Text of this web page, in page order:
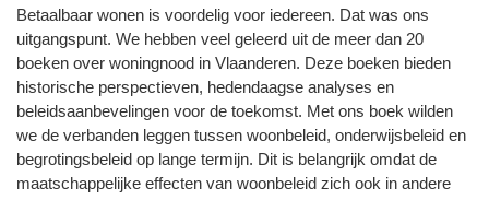
Betaalbaar wonen is voordelig voor iedereen. Dat was ons
uitgangspunt. We hebben veel geleerd uit de meer dan 20
boeken over woningnood in Vlaanderen. Deze boeken bieden
historische perspectieven, hedendaagse analyses en
beleidsaanbevelingen voor de toekomst. Met ons boek wilden
we de verbanden leggen tussen woonbeleid, onderwijsbeleid en
begrotingsbeleid op lange termijn. Dit is belangrijk omdat de
maatschappelijke effecten van woonbeleid zich ook in andere